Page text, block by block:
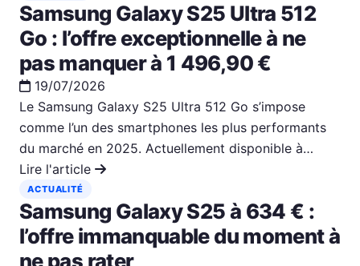
Samsung Galaxy S25 Ultra 512
Go : l’offre exceptionnelle à ne
pas manquer à 1 496,90 €
19/07/2026
Le Samsung Galaxy S25 Ultra 512 Go s’impose
comme l’un des smartphones les plus performants
du marché en 2025. Actuellement disponible à…
Lire l'article
ACTUALITÉ
Samsung Galaxy S25 à 634 € :
l’offre immanquable du moment à
ne pas rater